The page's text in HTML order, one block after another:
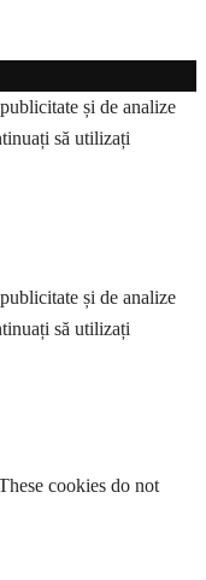
și de analize
să utilizați
și de analize
să utilizați
cookies do not